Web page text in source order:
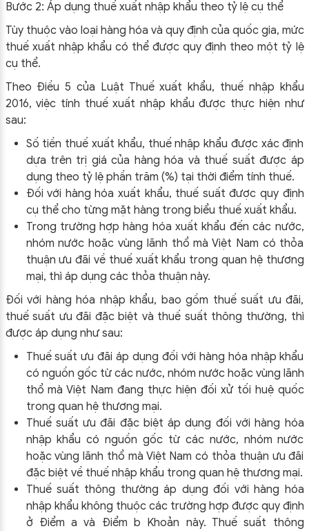
Bước 2: Áp dụng thuế xuất nhập khẩu theo tỷ lệ cụ thể
Tùy thuộc vào loại hàng hóa và quy định của quốc gia, mức
thuế xuất nhập khẩu có thể được quy định theo một tỷ lệ
cụ thể.
Theo Điều 5 của Luật Thuế xuất khẩu, thuế nhập khẩu
2016, việc tính thuế xuất nhập khẩu được thực hiện như
sau:
Số tiền thuế xuất khẩu, thuế nhập khẩu được xác định
dựa trên trị giá của hàng hóa và thuế suất được áp
dụng theo tỷ lệ phần trăm (%) tại thời điểm tính thuế.
Đối với hàng hóa xuất khẩu, thuế suất được quy định
cụ thể cho từng mặt hàng trong biểu thuế xuất khẩu.
Trong trường hợp hàng hóa xuất khẩu đến các nước,
nhóm nước hoặc vùng lãnh thổ mà Việt Nam có thỏa
thuận ưu đãi về thuế xuất khẩu trong quan hệ thương
mại, thì áp dụng các thỏa thuận này.
Đối với hàng hóa nhập khẩu, bao gồm thuế suất ưu đãi,
thuế suất ưu đãi đặc biệt và thuế suất thông thường, thì
được áp dụng như sau:
Thuế suất ưu đãi áp dụng đối với hàng hóa nhập khẩu
có nguồn gốc từ các nước, nhóm nước hoặc vùng lãnh
thổ mà Việt Nam đang thực hiện đối xử tối huệ quốc
trong quan hệ thương mại.
Thuế suất ưu đãi đặc biệt áp dụng đối với hàng hóa
nhập khẩu có nguồn gốc từ các nước, nhóm nước
hoặc vùng lãnh thổ mà Việt Nam có thỏa thuận ưu đãi
đặc biệt về thuế nhập khẩu trong quan hệ thương mại.
Thuế suất thông thường áp dụng đối với hàng hóa
nhập khẩu không thuộc các trường hợp được quy định
ở Điểm a và Điểm b Khoản này. Thuế suất thông